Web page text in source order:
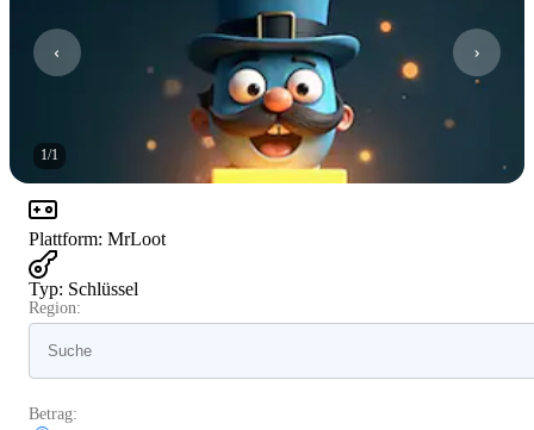
1/1
Plattform: MrLoot
Typ: Schlüssel
Region:
Betrag: